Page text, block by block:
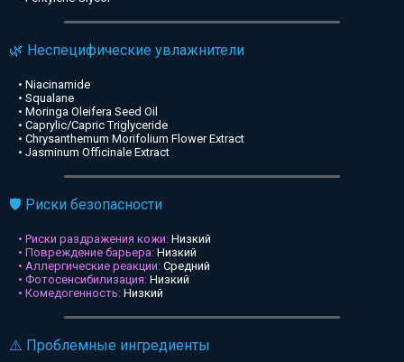
🌿 Неспецифические увлажнители
• Niacinamide
• Squalane
• Moringa Oleifera Seed Oil
• Caprylic/Capric Triglyceride
• Chrysanthemum Morifolium Flower Extract
• Jasminum Officinale Extract
🛡️ Риски безопасности
• Риски раздражения кожи: Низкий
• Повреждение барьера: Низкий
• Аллергические реакции: Средний
• Фотосенсибилизация: Низкий
• Комедогенность: Низкий
⚠️ Проблемные ингредиенты